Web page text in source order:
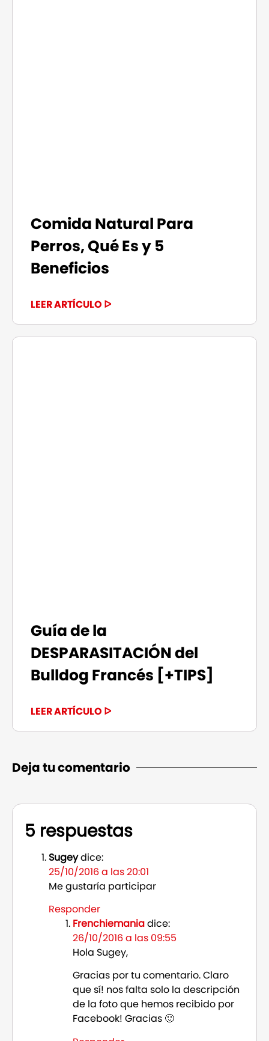
Comida Natural Para
Perros, Qué Es y 5
Beneficios
LEER ARTÍCULO ᐅ
Guía de la
DESPARASITACIÓN del
Bulldog Francés [+TIPS]
LEER ARTÍCULO ᐅ
Deja tu comentario
5 respuestas
Sugeydice:
25/10/2016 a las 20:01
Me gustaría participar
Responder
Frenchiemaniadice:
26/10/2016 a las 09:55
Hola Sugey,
Gracias por tu comentario. Claro
que sí! nos falta solo la descripción
de la foto que hemos recibido por
Facebook! Gracias 🙂